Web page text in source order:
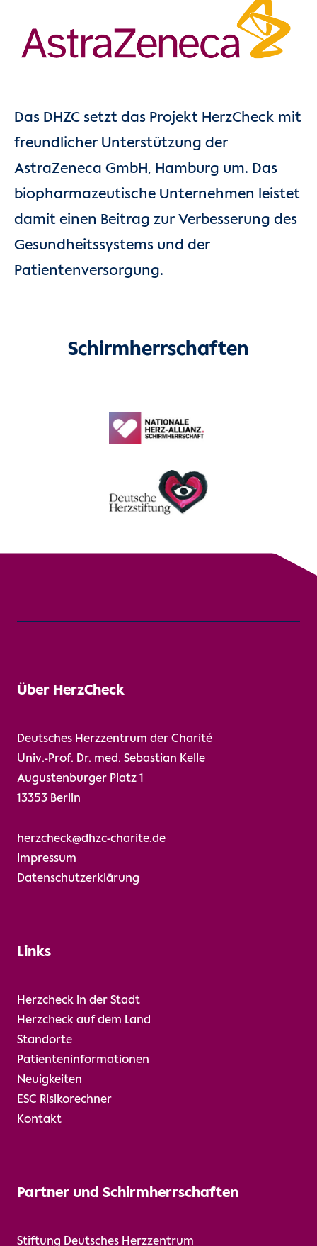
Das DHZC setzt das Projekt HerzCheck mit
freundlicher Unterstützung der
AstraZeneca GmbH, Hamburg um. Das
biopharmazeutische Unternehmen leistet
damit einen Beitrag zur Verbesserung des
Gesundheitssystems und der
Patientenversorgung.
Schirmherrschaften
Über HerzCheck
Deutsches Herzzentrum der Charité
Univ.-Prof. Dr. med. Sebastian Kelle
Augustenburger Platz 1
13353 Berlin
herzcheck@dhzc-charite.de
Impressum
Datenschutzerklärung
Links
Herzcheck in der Stadt
Herzcheck auf dem Land
Standorte
Patienteninformationen
Neuigkeiten
ESC Risikorechner
Kontakt
Partner und Schirmherrschaften
Stiftung Deutsches Herzzentrum